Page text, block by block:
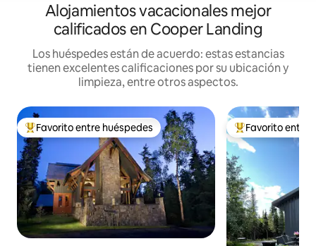
Alojamientos vacacionales mejor
calificados en Cooper Landing
Los huéspedes están de acuerdo: estas estancias
tienen excelentes calificaciones por su ubicación y
limpieza, entre otros aspectos.
De los mejores en Favorito entre huéspedes
Favorito entre huéspedes De los mejores
Favorito entre